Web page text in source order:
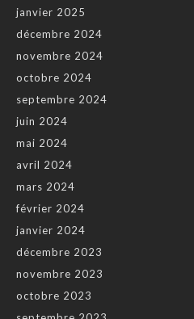
janvier 2025
décembre 2024
novembre 2024
octobre 2024
septembre 2024
juin 2024
mai 2024
avril 2024
mars 2024
février 2024
janvier 2024
décembre 2023
novembre 2023
octobre 2023